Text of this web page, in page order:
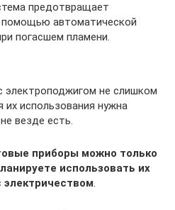
предотвращает
помощью автомaтической
погасшем пламени.
электроподжигом не слишком
их использования нужна
везде есть.
приборы можно только
использовать их
электричеством.